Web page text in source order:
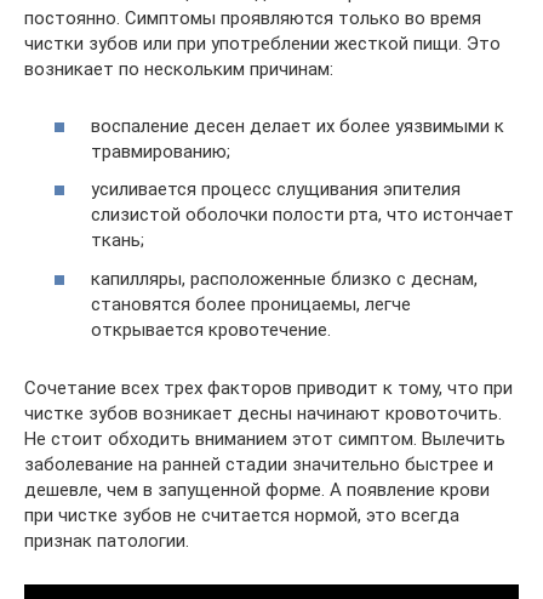
постоянно. Симптомы проявляются только во время
чистки зубов или при употреблении жесткой пищи. Это
возникает по нескольким причинам:
воспаление десен делает их более уязвимыми к
травмированию;
усиливается процесс слущивания эпителия
слизистой оболочки полости рта, что истончает
ткань;
капилляры, расположенные близко с деснам,
становятся более проницаемы, легче
открывается кровотечение.
Сочетание всех трех факторов приводит к тому, что при
чистке зубов возникает десны начинают кровоточить.
Не стоит обходить вниманием этот симптом. Вылечить
заболевание на ранней стадии значительно быстрее и
дешевле, чем в запущенной форме. А появление крови
при чистке зубов не считается нормой, это всегда
признак патологии.